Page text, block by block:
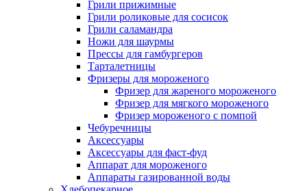
Грили прижимные
Грили роликовые для сосисок
Грили саламандра
Ножи для шаурмы
Прессы для гамбургеров
Тарталетницы
Фризеры для мороженого
Фризер для жареного мороженого
Фризер для мягкого мороженого
Фризер мороженого с помпой
Чебуречницы
Аксессуары
Аксессуары для фаст-фуд
Аппарат для мороженого
Аппараты газированной воды